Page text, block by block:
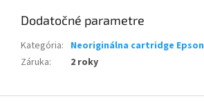
Dodatočné parametre
Kategória: Neoriginálna cartridge Epson
Záruka: 2 roky